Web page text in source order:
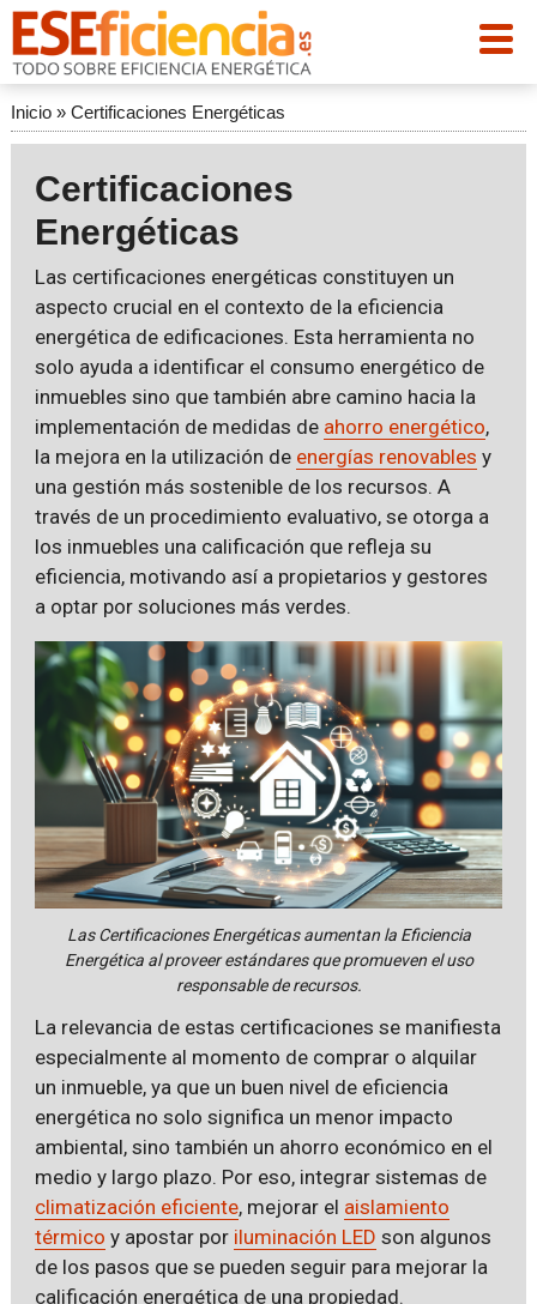
Inicio» Certificaciones Energéticas
Certificaciones
Energéticas
Las certificaciones energéticas constituyen un
aspecto crucial en el contexto de la eficiencia
energética de edificaciones. Esta herramienta no
solo ayuda a identificar el consumo energético de
inmuebles sino que también abre camino hacia la
implementación de medidas de ahorro energético,
la mejora en la utilización de energías renovables y
una gestión más sostenible de los recursos. A
través de un procedimiento evaluativo, se otorga a
los inmuebles una calificación que refleja su
eficiencia, motivando así a propietarios y gestores
a optar por soluciones más verdes.
Las Certificaciones Energéticas aumentan la Eficiencia
Energética al proveer estándares que promueven el uso
responsable de recursos.
La relevancia de estas certificaciones se manifiesta
especialmente al momento de comprar o alquilar
un inmueble, ya que un buen nivel de eficiencia
energética no solo significa un menor impacto
ambiental, sino también un ahorro económico en el
medio y largo plazo. Por eso, integrar sistemas de
climatización eficiente, mejorar el aislamiento
térmico y apostar por iluminación LED son algunos
de los pasos que se pueden seguir para mejorar la
calificación energética de una propiedad.